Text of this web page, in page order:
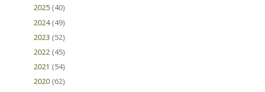
2025 (40)
2024 (49)
2023 (52)
2022 (45)
2021 (54)
2020 (62)